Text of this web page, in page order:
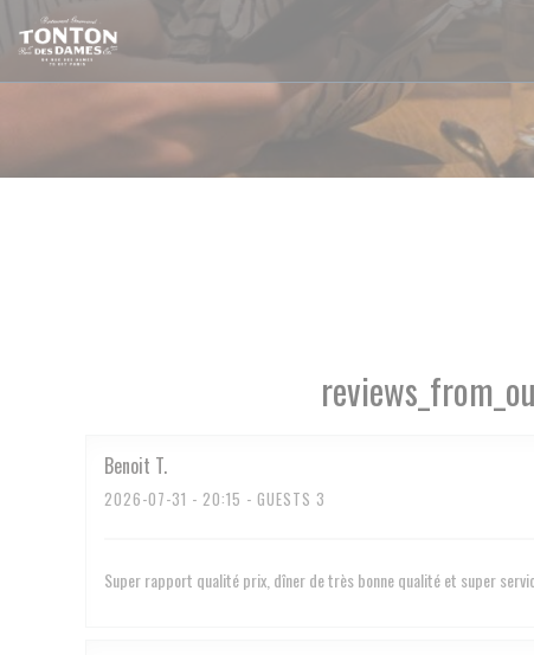
Cookie- hanteringspanel
Benoit T
2026-07-31 - 20:15 - GUESTS 3
Super rapport qualité prix, dîner de très bonne qualité et super